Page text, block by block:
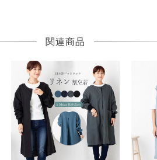
関連商品